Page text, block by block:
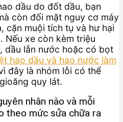
dầu do đốt dầu, bạn
còn đối mặt nguy cơ máy
cặn muội tích tụ và hư hại
Nếu xe còn kèm triệu
dầu lẫn nước hoặc có bọt
hao dầu và hao nước làm
đây là nhóm lỗi có thể
quy lát.
nhân nào và mỗi
theo mức sửa chữa ra